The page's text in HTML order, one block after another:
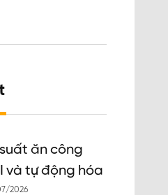
ăn công
và tự động hóa
2026